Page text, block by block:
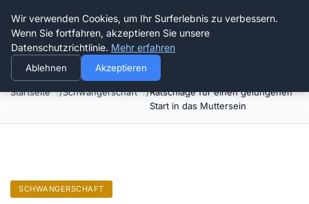
Verflixt-und-aufgetrennt.de
Startseite Schwangerschaft
Tipps für neue Mütter: Wichtige
Ratschläge für einen gelungenen
Start in das Muttersein
SCHWANGERSCHAFT
Wir verwenden Cookies, um Ihr Surferlebnis zu verbessern.
Wenn Sie fortfahren, akzeptieren Sie unsere
Datenschutzrichtlinie. Mehr erfahren
Ablehnen Akzeptieren